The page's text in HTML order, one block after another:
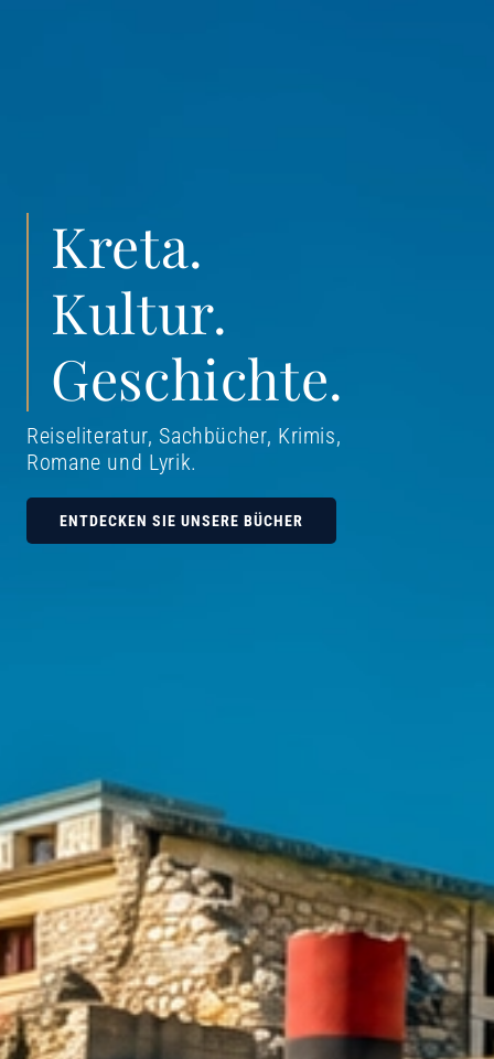
Kreta.
Kultur.
Geschichte.
Reiseliteratur, Sachbücher, Krimis,
Romane und Lyrik.
ENTDECKEN SIE UNSERE BÜCHER